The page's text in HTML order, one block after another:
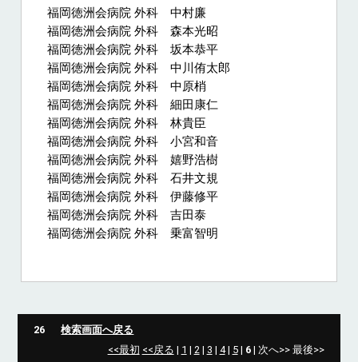
福岡徳洲会病院 外科 中村廉
福岡徳洲会病院 外科 森本光昭
福岡徳洲会病院 外科 坂本恭平
福岡徳洲会病院 外科 中川侑太郎
福岡徳洲会病院 外科 中原梢
福岡徳洲会病院 外科 細田康仁
福岡徳洲会病院 外科 林貴臣
福岡徳洲会病院 外科 小宮和音
福岡徳洲会病院 外科 嬉野浩樹
福岡徳洲会病院 外科 石井文規
福岡徳洲会病院 外科 伊藤修平
福岡徳洲会病院 外科 吉田泰
福岡徳洲会病院 外科 乗富智明
26
検索画面へ戻る
<<最初 <<戻る | 1 | 2 | 3 | 4| 5| 6| 次へ>> 最後>>